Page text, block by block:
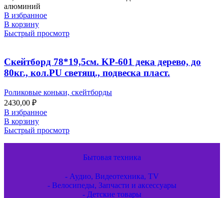
алюминий
В избранное
В корзину
Быстрый просмотр
Скейтборд 78*19,5см. KP-601 дека дерево, до
80кг., кол.PU светящ., подвеска пласт.
Роликовые коньки, скейтборды
2430,00 ₽
В избранное
В корзину
Быстрый просмотр
Бытовая техника
- Аудио, Видеотехника, TV
- Велосипеды, Запчасти и аксессуары
- Детские товары